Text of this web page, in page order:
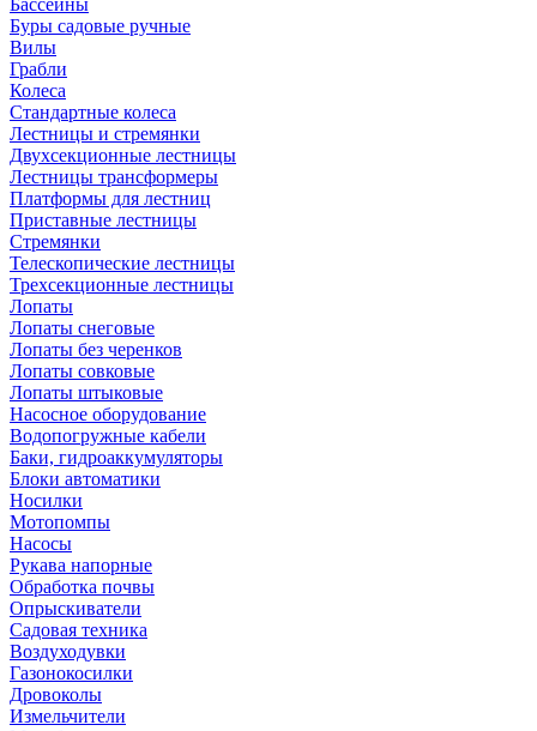
Бассейны
Буры садовые ручные
Вилы
Грабли
Колеса
Стандартные колеса
Лестницы и стремянки
Двухсекционные лестницы
Лестницы трансформеры
Платформы для лестниц
Приставные лестницы
Стремянки
Телескопические лестницы
Трехсекционные лестницы
Лопаты
Лопаты снеговые
Лопаты без черенков
Лопаты совковые
Лопаты штыковые
Насосное оборудование
Водопогружные кабели
Баки, гидроаккумуляторы
Блоки автоматики
Носилки
Мотопомпы
Насосы
Рукава напорные
Обработка почвы
Опрыскиватели
Садовая техника
Воздуходувки
Газонокосилки
Дровоколы
Измельчители